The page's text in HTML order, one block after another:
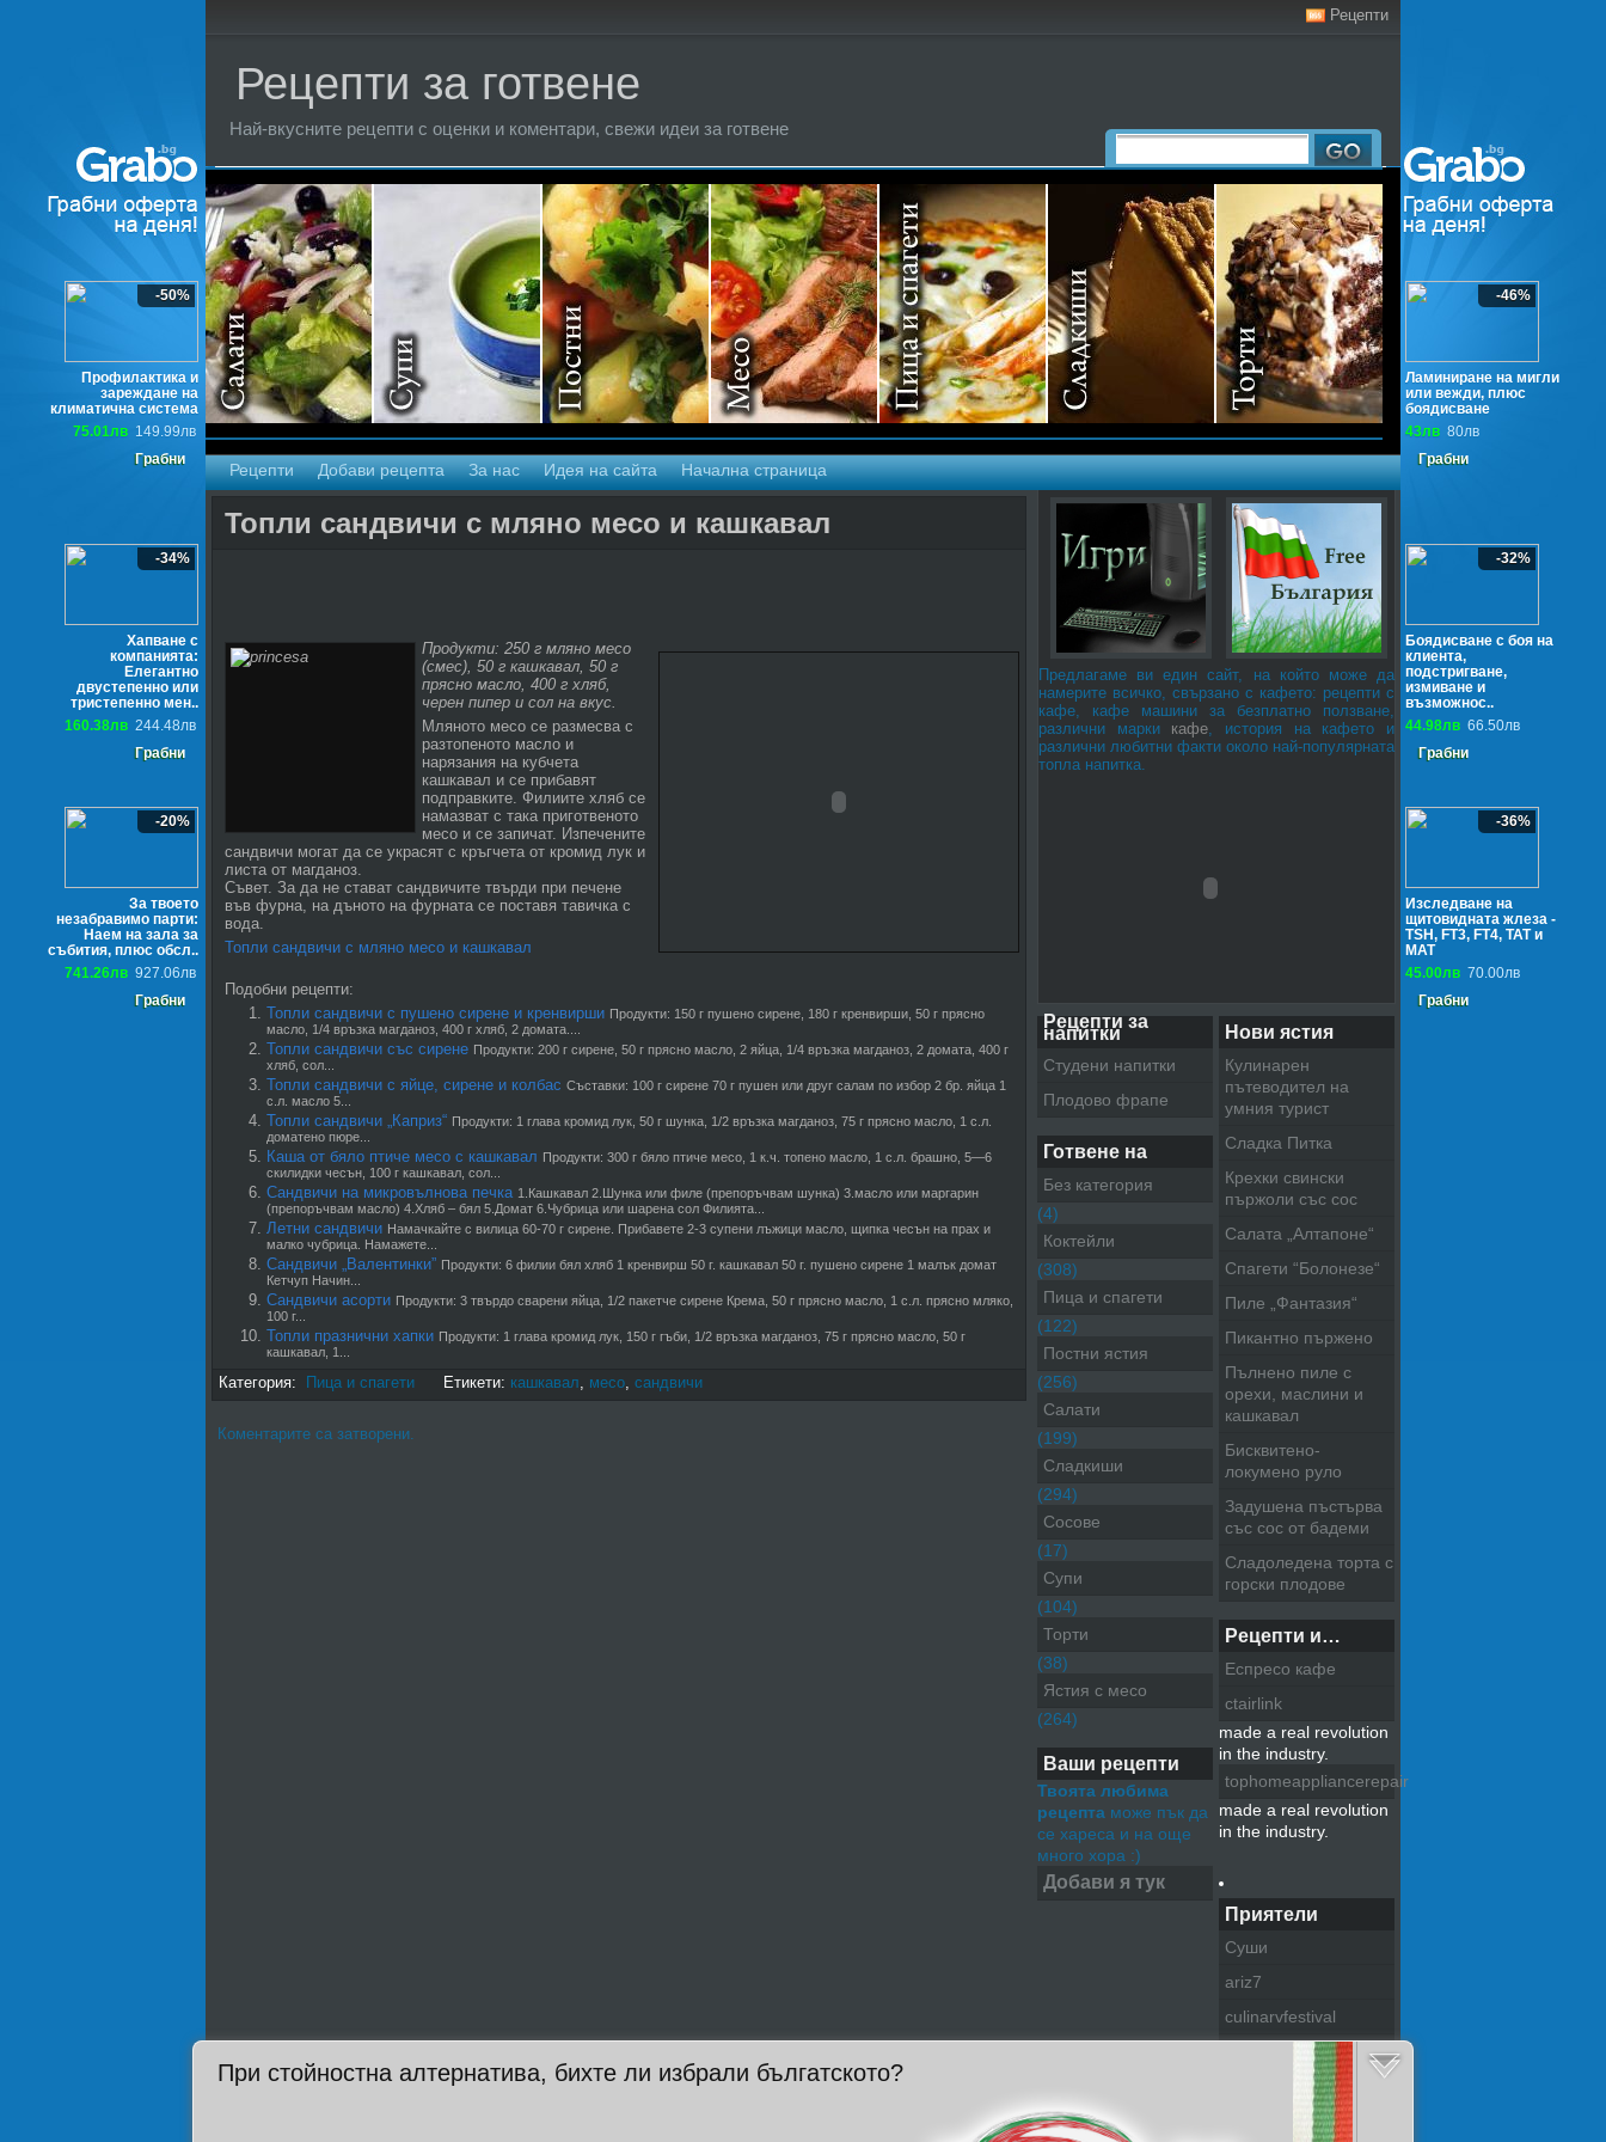
-50%
Профилактика и
зареждане на
климатична система
75.01лв 149.99лв
Грабни
-34%
Хапване с
компанията:
Елегантно
двустепенно или
тристепенно мен..
160.38лв 244.48лв
Грабни
-20%
За твоето
незабравимо парти:
Наем на зала за
събития, плюс обсл..
741.26лв 927.06лв
Грабни
-46%
Ламиниране на мигли
или вежди, плюс
боядисване
43лв 80лв
Грабни
-32%
Боядисване с боя на
клиента,
подстригване,
измиване и
възможнос..
44.98лв 66.50лв
Грабни
-36%
Изследване на
щитовидната жлеза -
TSH, FT3, FT4, ТАТ и
МАТ
45.00лв 70.00лв
Грабни
Рецепти
Рецепти за готвене
Най-вкусните рецепти с оценки и коментари, свежи идеи за готвене
Торти
Рецепти Добави рецепта За нас Идея на сайта Начална страница
Топли сандвичи с мляно месо и кашкавал
Продукти: 250 г мляно месо
(смес), 50 г кашкавал, 50 г
прясно масло, 400 г хляб,
черен пипер и сол на вкус.
Мляното месо се размесва с
разтопеното масло и
нарязания на кубчета
кашкавал и се прибавят
подправките. Филиите хляб се
намазват с така приготвеното
месо и се запичат. Изпечените
сандвичи могат да се украсят с кръгчета от кромид лук и
листа от магданоз.
Съвет. За да не стават сандвичите твърди при печене
във фурна, на дъното на фурната се поставя тавичка с
вода.
Топли сандвичи с мляно месо и кашкавал
Подобни рецепти:
Топли сандвичи с пушено сирене и кренвирши Продукти: 150 г пушено сирене, 180 г кренвирши, 50 г прясно
масло, 1/4 връзка магданоз, 400 г хляб, 2 домата....
Топли сандвичи със сирене Продукти: 200 г сирене, 50 г прясно масло, 2 яйца, 1/4 връзка магданоз, 2 домата, 400 г
хляб, сол...
Топли сандвичи с яйце, сирене и колбас Съставки: 100 г сирене 70 г пушен или друг салам по избор 2 бр. яйца 1
с.л. масло 5...
Топли сандвичи „Каприз“ Продукти: 1 глава кромид лук, 50 г шунка, 1/2 връзка магданоз, 75 г прясно масло, 1 с.л.
доматено пюре...
Каша от бяло птиче месо с кашкавал Продукти: 300 г бяло птиче месо, 1 к.ч. топено масло, 1 с.л. брашно, 5—6
скилидки чесън, 100 г кашкавал, сол...
Сандвичи на микровълнова печка 1.Кашкавал 2.Шунка или филе (препоръчвам шунка) 3.масло или маргарин
(препоръчвам масло) 4.Хляб – бял 5.Домат 6.Чубрица или шарена сол Филията...
Летни сандвичи Намачкайте с вилица 60-70 г сирене. Прибавете 2-3 супени лъжици масло, щипка чесън на прах и
малко чубрица. Намажете...
Сандвичи „Валентинки” Продукти: 6 филии бял хляб 1 кренвирш 50 г. кашкавал 50 г. пушено сирене 1 малък домат
Кетчуп Начин...
Сандвичи асорти Продукти: 3 твърдо сварени яйца, 1/2 пакетче сирене Крема, 50 г прясно масло, 1 с.л. прясно мляко,
100 г...
Топли празнични хапки Продукти: 1 глава кромид лук, 150 г гъби, 1/2 връзка магданоз, 75 г прясно масло, 50 г
кашкавал, 1...
Категория:
Пица и спагети Етикети: кашкавал, месо, сандвичи
Коментарите са затворени.
Предлагаме ви един сайт, на който може да
намерите всичко, свързано с кафето: рецепти с
кафе, кафе машини за безплатно ползване,
различни марки кафе, история на кафето и
различни любитни факти около най-популярната
топла напитка.
Нови ястия
Кулинарен
пътеводител на
умния турист
Сладка Питка
Крехки свински
пържоли със сос
Салата „Алтапоне“
Спагети “Болонезе“
Пиле „Фантазия“
Пикантно пържено
Пълнено пиле с
орехи, маслини и
кашкавал
Бисквитено-
локумено руло
Задушена пъстърва
със сос от бадеми
Сладоледена торта с
горски плодове
Рецепти и…
Еспресо кафе
ctairlink
made a real revolution
in the industry.
tophomeappliancerepair
made a real revolution
in the industry.
Приятели
Суши
ariz7
culinarvfestival
pazitel na tradiciite
Рецепти за
напитки
Студени напитки
Плодово фрапе
Готвене на
Без категория
(4)
Коктейли
(308)
Пица и спагети
(122)
Постни ястия
(256)
Салати
(199)
Сладкиши
(294)
Сосове
(17)
Супи
(104)
Торти
(38)
Ястия с месо
(264)
Ваши рецепти
Твоята любима
рецепта може пък да
се хареса и на още
много хора :)
Добави я тук
При стойностна алтернатива, бихте ли избрали бългатското?